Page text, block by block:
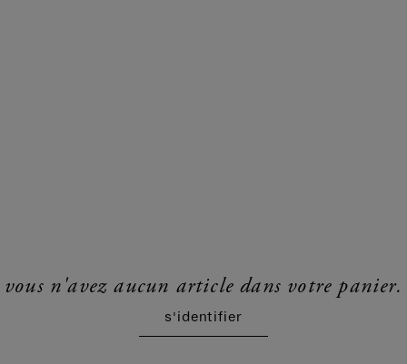
vous n'avez aucun article dans votre panier.
s'identifier